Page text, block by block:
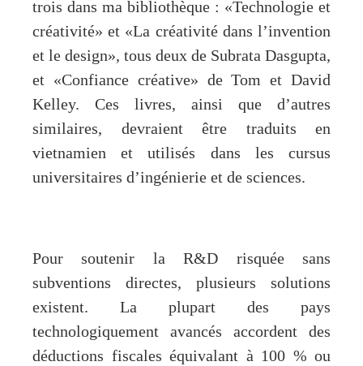
trois dans ma bibliothèque : «Technologie et
créativité» et «La créativité dans l’invention
et le design», tous deux de Subrata Dasgupta,
et «Confiance créative» de Tom et David
Kelley. Ces livres, ainsi que d’autres
similaires, devraient être traduits en
vietnamien et utilisés dans les cursus
universitaires d’ingénierie et de sciences.
Pour soutenir la R&D risquée sans
subventions directes, plusieurs solutions
existent. La plupart des pays
technologiquement avancés accordent des
déductions fiscales équivalant à 100 % ou